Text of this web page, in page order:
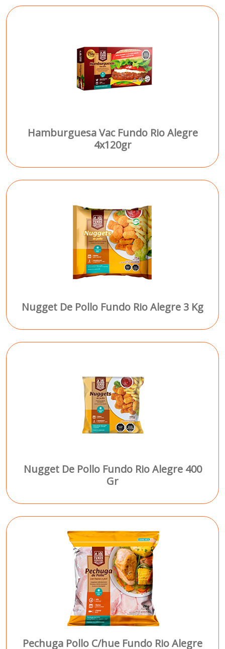
Hamburguesa Vac Fundo Rio Alegre
4x120gr
Nugget De Pollo Fundo Rio Alegre 3 Kg
Nugget De Pollo Fundo Rio Alegre 400
Gr
Pechuga Pollo C/hue Fundo Rio Alegre